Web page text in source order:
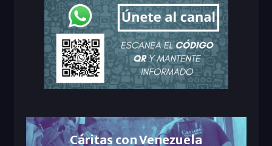
Cáritas con Venezuela